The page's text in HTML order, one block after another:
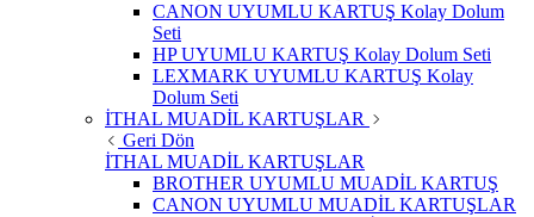
CANON UYUMLU KARTUŞ Kolay Dolum
Seti
HP UYUMLU KARTUŞ Kolay Dolum Seti
LEXMARK UYUMLU KARTUŞ Kolay
Dolum Seti
İTHAL MUADİL KARTUŞLAR
Geri Dön
İTHAL MUADİL KARTUŞLAR
BROTHER UYUMLU MUADİL KARTUŞ
CANON UYUMLU MUADİL KARTUŞLAR